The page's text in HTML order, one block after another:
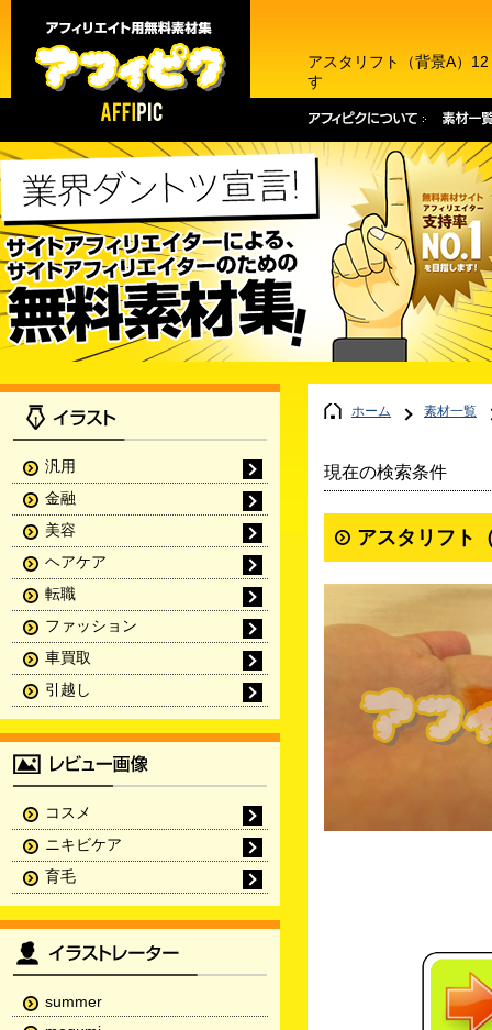
アスタリフト（背景A）
す
ホーム 素材一覧
現在の検索条件
アスタリフト
汎用
金融
美容
ヘアケア
転職
ファッション
車買取
引越し
コスメ
ニキビケア
育毛
summer